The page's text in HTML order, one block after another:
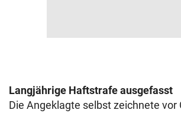
Langjährige Haftstrafe ausgefasst
Die Angeklagte selbst zeichnete vor